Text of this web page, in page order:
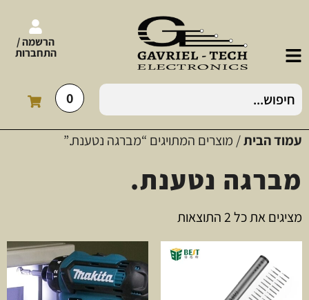
הרשמה /
התחברות
0
עמוד הבית/ מוצרים המתויגים “מברגה נטענת.”
מברגה נטענת.
מציגים את כל ⁦2⁩ התוצאות